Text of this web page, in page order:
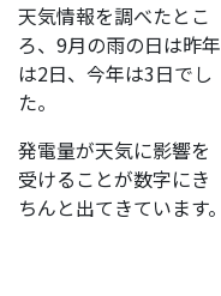
天気情報を調べたとこ
ろ、9月の雨の日は昨年
は2日、今年は3日でし
た。
発電量が天気に影響を
受けることが数字にき
ちんと出てきています。